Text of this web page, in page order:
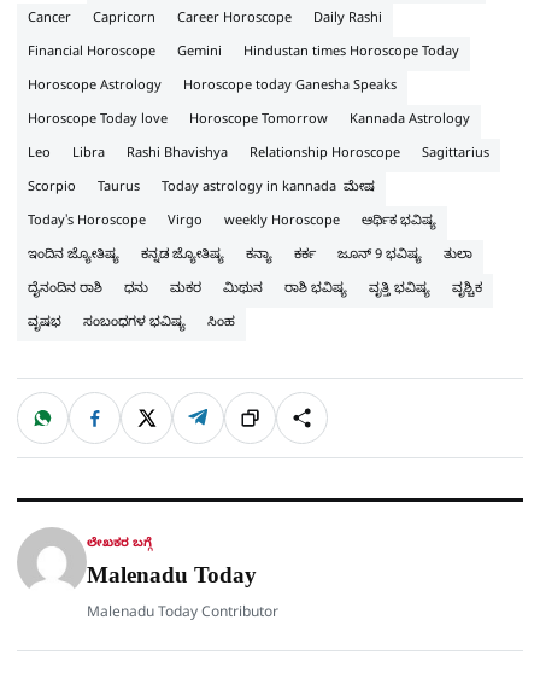
Cancer
Capricorn Career Horoscope
Daily Rashi
Financial Horoscope
Gemini
Hindustan times Horoscope Today
Horoscope Astrology
Horoscope today Ganesha Speaks
Horoscope Today love
Horoscope Tomorrow
Kannada Astrology
Leo
Libra Rashi Bhavishya Relationship Horoscope
Sagittarius
Scorpio
Taurus
Today astrology in kannada ಮೇಷ
Today's Horoscope
Virgo weekly Horoscope
ಆರ್ಥಿಕ ಭವಿಷ್ಯ
ಇಂದಿನ ಜ್ಯೋತಿಷ್ಯ
ಕನ್ನಡ ಜ್ಯೋತಿಷ್ಯ ಕನ್ಯಾ ಕರ್ಕ ಜೂನ್ 9 ಭವಿಷ್ಯ
ತುಲಾ
ದೈನಂದಿನ ರಾಶಿ
ಧನು ಮಕರ ಮಿಥುನ ರಾಶಿ ಭವಿಷ್ಯ ವೃತ್ತಿ ಭವಿಷ್ಯ
ವೃಶ್ಚಿಕ
ವೃಷಭ
ಸಂಬಂಧಗಳ ಭವಿಷ್ಯ ಸಿಂಹ
ಹಂಚಿಕೊಳ್ಳಿ
W
a
t
p
p
F
c
e
o
k
X T
l
e
a
m
ಲಿಂ
ಕ್
S
h
a
ಲೇಖಕರ ಬಗ್ಗೆ
Malenadu Today
Malenadu Today Contributor